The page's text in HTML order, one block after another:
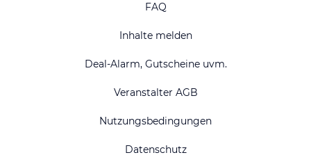
FAQ
Inhalte melden
Deal-Alarm, Gutscheine uvm.
Veranstalter AGB
Nutzungsbedingungen
Datenschutz